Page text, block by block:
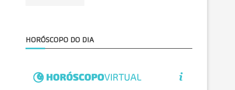
HORÓSCOPO DO DIA